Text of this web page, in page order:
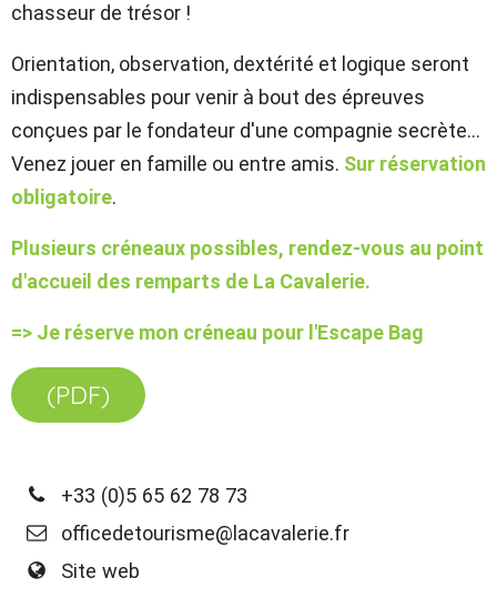
chasseur de trésor !
Orientation, observation, dextérité et logique seront
indispensables pour venir à bout des épreuves
conçues par le fondateur d'une compagnie secrète...
Venez jouer en famille ou entre amis. Sur réservation
obligatoire.
Plusieurs créneaux possibles, rendez-vous au point
d'accueil des remparts de La Cavalerie.
=> Je réserve mon créneau pour l'Escape Bag
(PDF)
+33 (0)5 65 62 78 73
officedetourisme@lacavalerie.fr
Site web